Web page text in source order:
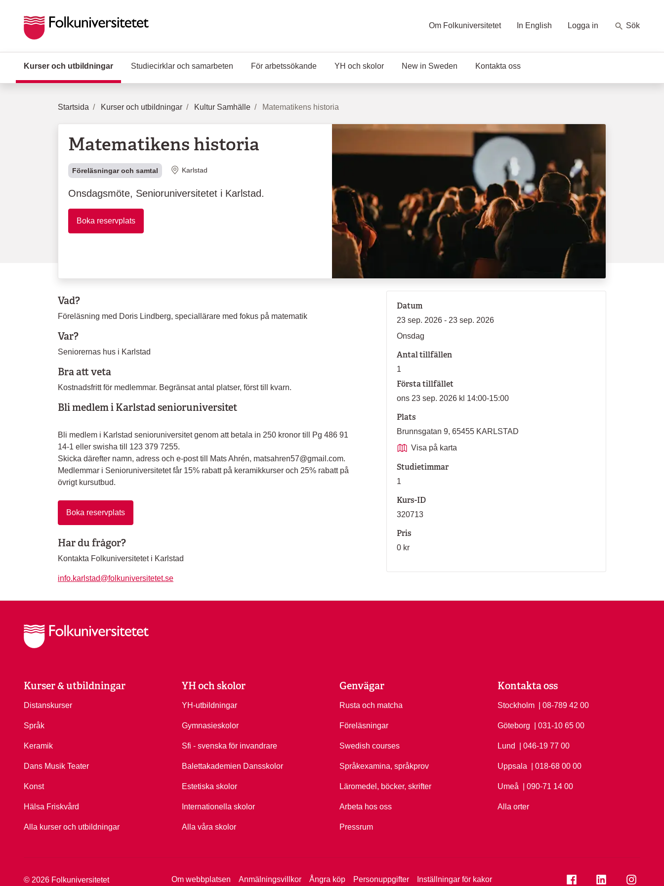
Om Folkuniversitetet In English Logga in Sök
Kurser och utbildningar (Aktuell sida)
Studiecirklar och samarbeten För arbetssökande YH och skolor New in Sweden Kontakta oss
Startsida Kurser och utbildningar Kultur Samhälle Matematikens historia
Matematikens historia
Föreläsningar och samtal Plats
Karlstad
Onsdagsmöte, Senioruniversitetet i Karlstad.
Boka reservplats
Vad?
Föreläsning med Doris Lindberg, speciallärare med fokus på matematik
Var?
Seniorernas hus i Karlstad
Bra att veta
Kostnadsfritt för medlemmar. Begränsat antal platser, först till kvarn.
Bli medlem i Karlstad senioruniversitet
Bli medlem i Karlstad senioruniversitet genom att betala in 250 kronor till Pg 486 91
14-1 eller swisha till 123 379 7255.
Skicka därefter namn, adress och e-post till Mats Ahrén, matsahren57@gmail.com.
Medlemmar i Senioruniversitetet får 15% rabatt på keramikkurser och 25% rabatt på
övrigt kursutbud.
Boka reservplats
Har du frågor?
Kontakta Folkuniversitetet i Karlstad
info.karlstad@folkuniversitetet.se
Datum
23 sep. 2026 - 23 sep. 2026
Onsdag
Antal tillfällen
1
Första tillfället
ons 23 sep. 2026 kl 14:00-15:00
Plats
Brunnsgatan 9, 65455 KARLSTAD
Visa på karta
Studietimmar
1
Kurs-ID
320713
Pris
0 kr
Kurser & utbildningar
Distanskurser
Språk
Keramik
Dans Musik Teater
Konst
Hälsa Friskvård
Alla kurser och utbildningar
YH och skolor
YH-utbildningar
Gymnasieskolor
Sfi - svenska för invandrare
Balettakademien Dansskolor
Estetiska skolor
Internationella skolor
Alla våra skolor
Genvägar
Rusta och matcha
Föreläsningar
Swedish courses
Språkexamina, språkprov
Läromedel, böcker, skrifter
Arbeta hos oss
Pressrum
Kontakta oss
Stockholm Ring Stockholm på
| 08-789 42 00
Göteborg Ring Göteborg på
| 031-10 65 00
Lund Ring Lund på
| 046-19 77 00
Uppsala Ring Uppsala på
| 018-68 00 00
Umeå Ring Umeå på
| 090-71 14 00
Alla orter
© 2026 Folkuniversitetet Om webbplatsen Anmälningsvillkor Ångra köp Personuppgifter Inställningar för kakor Se folkuniversitetet på
Se